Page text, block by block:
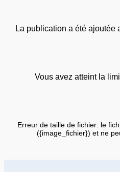
La publication a été ajoutée
Vous avez atteint la
Erreur de taille de fichier: le
({image_fichier}) et ne